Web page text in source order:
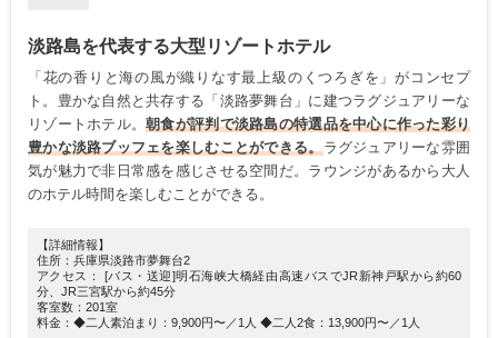
淡路島を代表する大型リゾートホテル
「花の香りと海の風が織りなす最上級のくつろぎを」がコンセプ
ト。豊かな自然と共存する「淡路夢舞台」に建つラグジュアリーな
リゾートホテル。朝食が評判で淡路島の特選品を中心に作った彩り
豊かな淡路ブッフェを楽しむことができる。 ラグジュアリーな雰囲
気が魅力で非日常感を感じさせる空間だ。ラウンジがあるから大人
のホテル時間を楽しむことができる。
【詳細情報】
住所：兵庫県淡路市夢舞台2
アクセス： [バス・送迎]明石海峡大橋経由高速バスでJR新神戸駅から約60
分、JR三宮駅から約45分
客室数：201室
料金：◆二人素泊まり：9,900円〜／1人 ◆二人2食：13,900円〜／1人